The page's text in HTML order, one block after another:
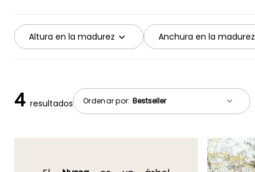
Altura en la madurez Anchura en la madurez
Ordenar por:
4 resultados